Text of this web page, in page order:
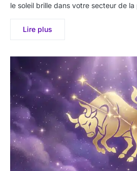
le soleil brille dans votre secteur de
Lire plus